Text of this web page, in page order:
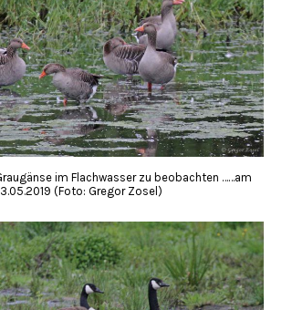
im Flachwasser zu beobachten ……am
(Foto: Gregor Zosel)